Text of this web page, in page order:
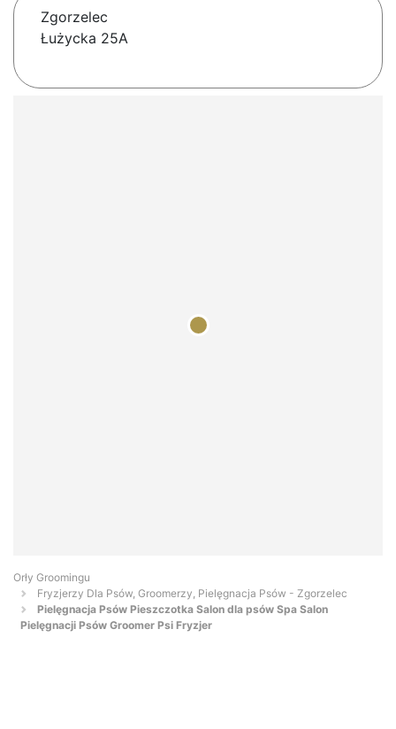
Zgorzelec
Łużycka 25A
Orły Groomingu
Fryzjerzy Dla Psów, Groomerzy, Pielęgnacja Psów - Zgorzelec
Pielęgnacja Psów Pieszczotka Salon dla psów Spa Salon
Pielęgnacji Psów Groomer Psi Fryzjer